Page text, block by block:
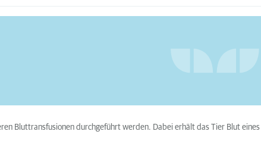
Bluttransfusionen durchgeführt werden. Dabei erhält das Tier Blut